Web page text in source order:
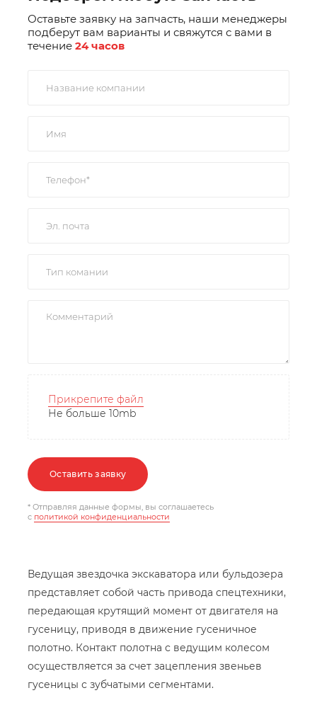
Оставьте заявку на запчасть, наши менеджеры
подберут вам варианты и свяжутся с вами в
течение 24 часов
Прикрепите файл
Не больше 10mb
Оставить заявку
* Отправляя данные формы, вы соглашаетесь
c политикой конфиденциальности
Ведущая звездочка экскаватора или бульдозера
представляет собой часть привода спецтехники,
передающая крутящий момент от двигателя на
гусеницу, приводя в движение гусеничное
полотно. Контакт полотна с ведущим колесом
осуществляется за счет зацепления звеньев
гусеницы с зубчатыми сегментами.